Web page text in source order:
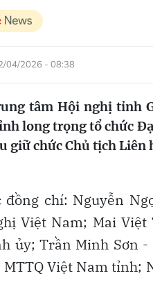
04/2026 - 08:38
tâm Hội nghị tỉnh
long trọng tổ chức
giữ chức Chủ tịch
chí: Nguyễn
Việt Nam; Mai
ủy; Trần Minh Sơn
Việt Nam tỉnh;